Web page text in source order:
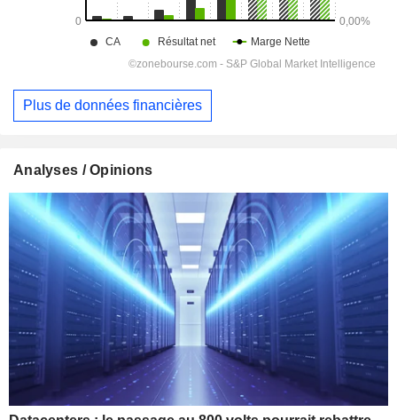
Plus de données financières
Analyses / Opinions